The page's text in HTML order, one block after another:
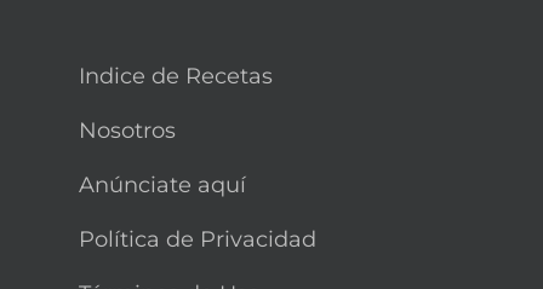
Indice de Recetas
Nosotros
Anúnciate aquí
Política de Privacidad